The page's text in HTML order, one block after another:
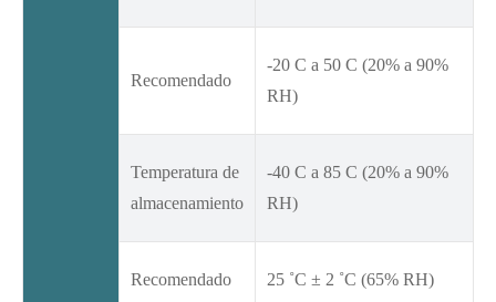
Recomendado
-20 C a 50 C (20% a 90%
RH)
Temperatura de
almacenamiento
-40 C a 85 C (20% a 90%
RH)
Recomendado 25 ˚C ± 2 ˚C (65% RH)